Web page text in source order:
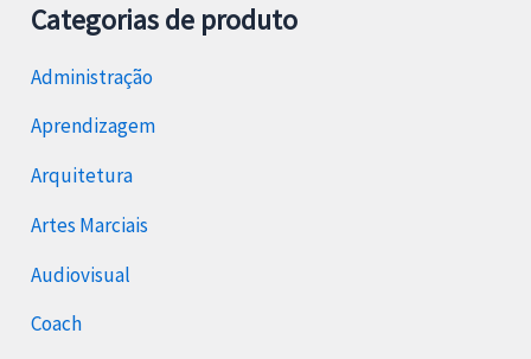
Categorias de produto
Administração
Aprendizagem
Arquitetura
Artes Marciais
Audiovisual
Coach